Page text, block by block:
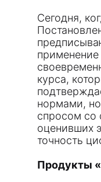
Сегодня,
курса,
нормами,
спросом со
оценивших
точность
Продукты